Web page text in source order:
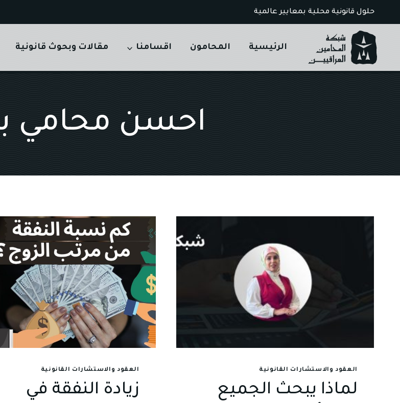
to
content
حلول قانونية محلية بمعايير عالمية
الرئيسية المحامون اقسامنا مقالات وبحوث قانونية
احسن محامي
العقود والاستشارات القانونية
لماذا يبحث الجميع
العقود والاستشارات القانونية
زيادة النفقة في